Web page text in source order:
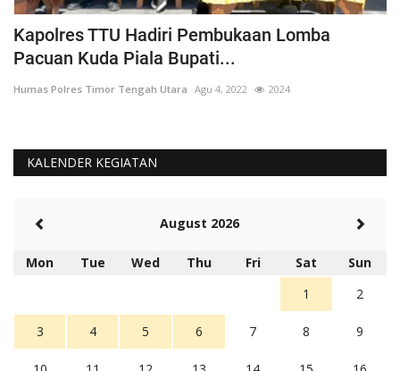
Kapolres TTU Hadiri Pembukaan Lomba
Pacuan Kuda Piala Bupati...
Humas Polres Timor Tengah Utara Agu 4, 2022 2024
KALENDER KEGIATAN
August 2026
Mon Tue Wed Thu Fri Sat
Sun
1
2
3 4 5 6 7 8 9